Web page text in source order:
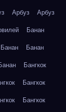
Арбуз
Арбуз
Банан
Банан
Банан
Бангкок
Бангкок
Бангкок